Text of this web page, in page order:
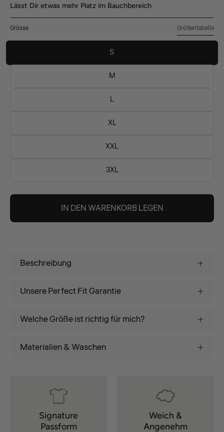
Lässt Dir etwas mehr Platz im Bauchbereich
Grösse Größentabelle
S
M
L
XL
XXL
3XL
IN DEN WARENKORB LEGEN
Beschreibung
Unsere Perfect Fit Garantie
Welche Größe ist richtig für mich?
Materialien & Waschen
Signature
Passform
Weich &
Angenehm